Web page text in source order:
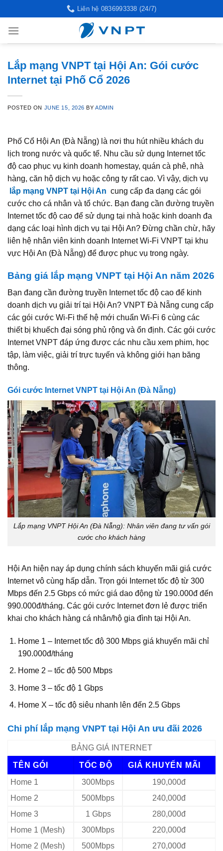
to
content
Liên hệ 0836993338 (24/7)
Lắp mạng VNPT tại Hội An: Gói cước
Internet tại Phố Cổ 2026
POSTED ON JUNE 15, 2026 BYADMIN
Phố Cổ Hội An (Đà Nẵng) là nơi thu hút nhiều khách du
lịch trong nước và quốc tế. Nhu cầu sử dụng Internet tốc
độ cao phục vụ kinh doanh homestay, quán cà phê, nhà
hàng, căn hộ dịch vụ hoặc công ty rất cao. Vì vậy, dịch vụ
lắp mạng VNPT tại Hội An cung cấp đa dạng các gói
cước cho cá nhân và tổ chức. Bạn đang cần đường truyền
Internet tốc độ cao để sử dụng tại nhà hoặc kinh doanh đa
dạng các loại hình dịch vụ tại Hội An? Đừng chần chừ, hãy
liên hệ nhân viên kinh doanh Internet Wi-Fi VNPT tại khu
vực Hội An (Đà Nẵng) để được phục vụ trong ngày.
Bảng giá lắp mạng VNPT tại Hội An năm 2026
Bạn đang cần đường truyền Internet tốc độ cao để kinh
doanh dịch vụ giải trí tại Hội An? VNPT Đà Nẵng cung cấp
các gói cước Wi-Fi thế hệ mới chuẩn Wi-Fi 6 cùng các
thiết bị khuếch đại sóng phủ rộng và ổn định. Các gói cước
Internet VNPT đáp ứng được các nhu cầu xem phim, học
tập, làm việc, giải trí trực tuyến và không giới hạn băng
thông.
Gói cước Internet VNPT tại Hội An (Đà Nẵng)
Lắp mạng VNPT Hội An (Đà Nẵng): Nhân viên đang tư vấn gói
cước cho khách hàng
Hội An hiện nay áp dụng chính sách khuyến mãi giá cước
Internet vô cùng hấp dẫn. Trọn gói Internet tốc độ từ 300
Mbps đến 2.5 Gbps có mức giá dao động từ 190.000đ đến
990.000đ/tháng. Các gói cước Internet đơn lẻ được triển
khai cho khách hàng cá nhân/hộ gia đình tại Hội An.
Home 1 – Internet tốc độ 300 Mbps giá khuyến mãi chỉ
190.000đ/tháng
Home 2 – tốc độ 500 Mbps
Home 3 – tốc độ 1 Gbps
Home X – tốc độ siêu nhanh lên đến 2.5 Gbps
Chi phí lắp mạng VNPT tại Hội An ưu đãi 2026
BẢNG GIÁ INTERNET
TÊN GÓI TỐC ĐỘ
GIÁ KHUYẾN MÃI
Home 1
300Mbps
190,000đ
Home 2
500Mbps
240,000đ
Home 3
1 Gbps
280,000đ
Home 1 (Mesh)
300Mbps
220,000đ
Home 2 (Mesh)
500Mbps
270,000đ